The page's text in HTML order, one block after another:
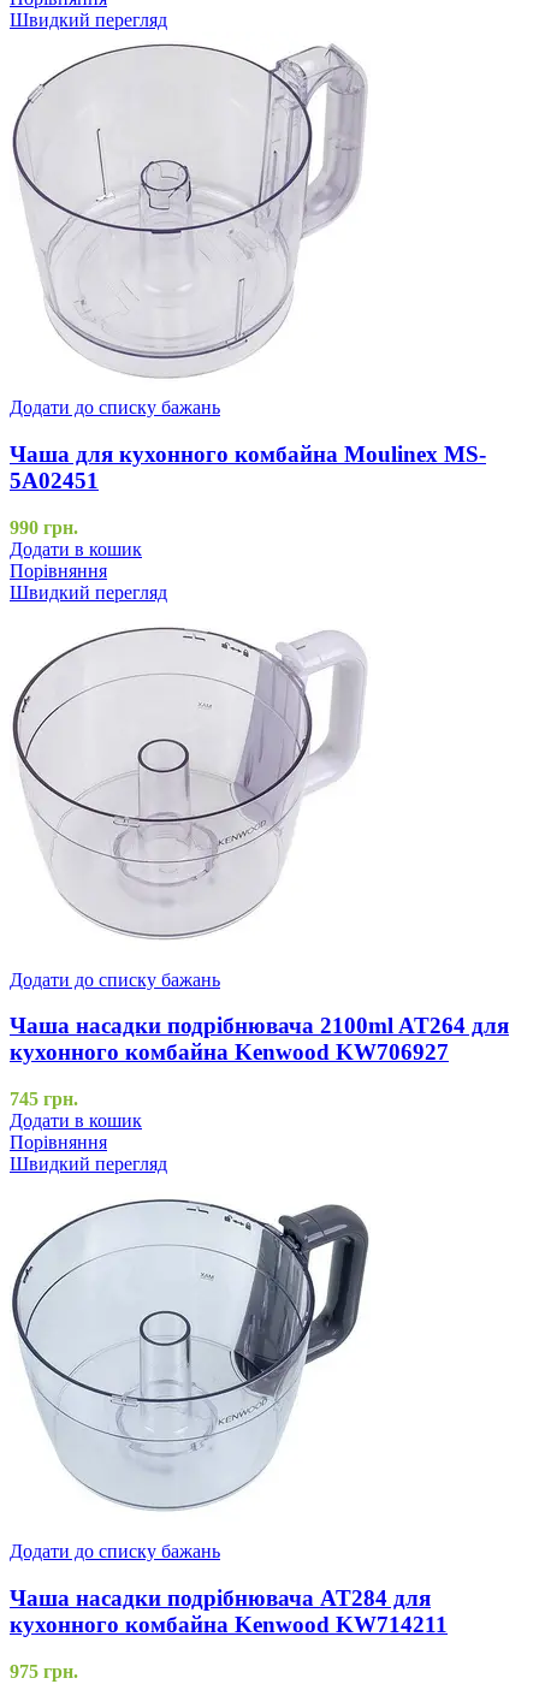
Швидкий перегляд
Додати до списку бажань
Чаша для кухонного комбайна Moulinex MS-
5A02451
990 грн.
Додати в кошик
Порівняння
Швидкий перегляд
Додати до списку бажань
Чаша насадки подрібнювача 2100ml AT264 для
кухонного комбайна Kenwood KW706927
745 грн.
Додати в кошик
Порівняння
Швидкий перегляд
Додати до списку бажань
Чаша насадки подрібнювача AT284 для
кухонного комбайна Kenwood KW714211
975 грн.